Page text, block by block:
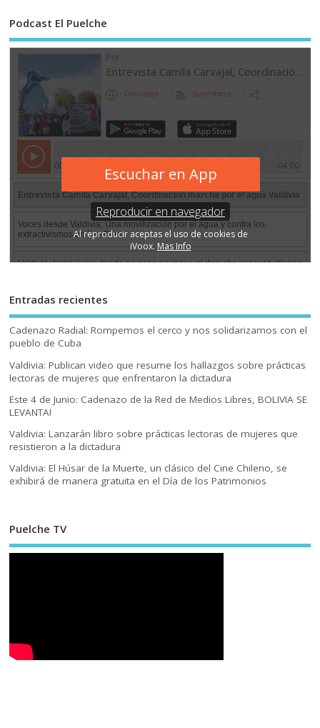
Podcast El Puelche
Entradas recientes
Cadenazo Radial: Rompemos el cerco y nos solidarizamos con el
pueblo de Cuba
Valdivia: Publican video que resume los hallazgos sobre prácticas
lectoras de mujeres que enfrentaron la dictadura
Este 4 de Junio: Cadenazo de la Red de Medios Libres, BOLIVIA SE
LEVANTA!
Valdivia: Lanzarán libro sobre prácticas lectoras de mujeres que
resistieron a la dictadura
Valdivia: El Húsar de la Muerte, un clásico del Cine Chileno, se
exhibirá de manera gratuita en el Día de los Patrimonios
Puelche TV